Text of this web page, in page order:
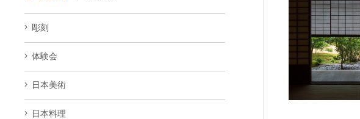
彫刻
体験会
日本美術
日本料理